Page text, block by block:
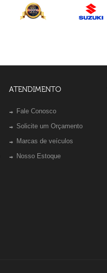
ATENDIMENTO
Fale Conosco
Solicite um Orçamento
Marcas de veículos
Nosso Estoque